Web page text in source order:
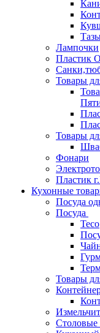
Лампочки
Пластик
Товары
Товары
Фонари
Пластик
Кухонные
Посуда
Посуда
Teco
Товары
Столовые